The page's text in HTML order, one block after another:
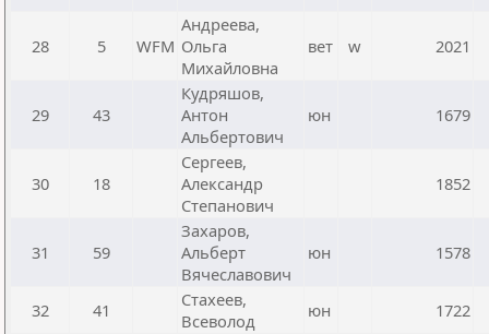
28 5 WFM
Андреева,
Ольга
Михайловна
вет w 2021
29 43
Кудряшов,
Антон
Альбертович
юн 1679
30 18
Сергеев,
Александр
Степанович
1852
31 59
Захаров,
Альберт
Вячеславович
юн 1578
32 41
Стахеев,
Всеволод
юн 1722